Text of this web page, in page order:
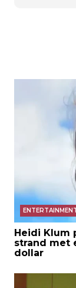
Heidi Klum
strand met
dollar